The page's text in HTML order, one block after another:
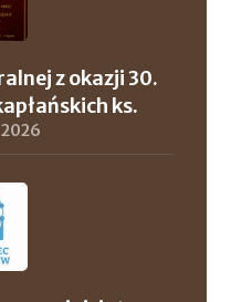
z okazji 30.
ks.
oraz ks. dr.